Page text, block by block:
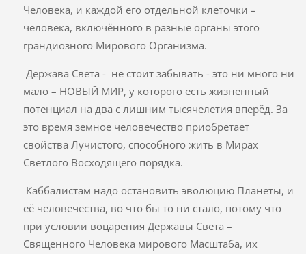
Человека, и каждой его отдельной клеточки –
человека, включённого в разные органы этого
грандиозного Мирового Организма.
Держава Света - не стоит забывать - это ни много ни
мало – НОВЫЙ МИР, у которого есть жизненный
потенциал на два с лишним тысячелетия вперёд. За
это время земное человечество приобретает
свойства Лучистого, способного жить в Мирах
Светлого Восходящего порядка.
Каббалистам надо остановить эволюцию Планеты, и
её человечества, во что бы то ни стало, потому что
при условии воцарения Державы Света –
Священного Человека мирового Масштаба, их